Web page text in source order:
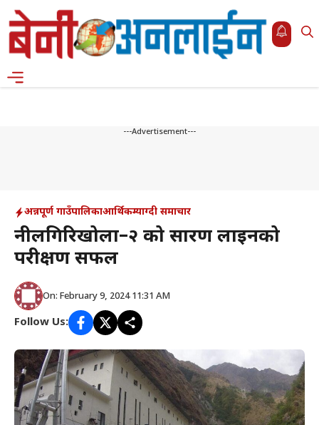
Skip
to
content
---Advertisement---
अन्नपूर्ण गाउँपालिकाआर्थिकम्याग्दी समाचार
नीलगिरिखोला–२ को प्रसारण लाइनको
परीक्षण सफल
On: February 9, 2024 11:31 AM
Follow Us: